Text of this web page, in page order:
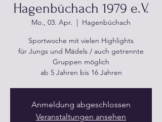
Hagenbüchach 1979 e.V.
Mo., 03. Apr.
  |
Hagenbüchach
Sportwoche mit vielen Highlights
für Jungs und Mädels / auch getrennte
Gruppen möglich
ab 5 Jahren bis 16 Jahren
Anmeldung abgeschlossen
Veranstaltungen ansehen